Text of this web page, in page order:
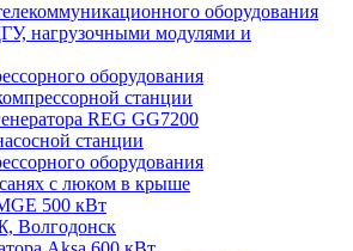
оборудования
нагрузочными модулями и
оборудования
станции
REG GG7200
станции
оборудования
с люком в крыше
500 кВт
Волгодонск